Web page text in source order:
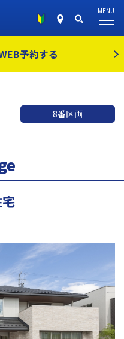
予約する
MENU
8番区画